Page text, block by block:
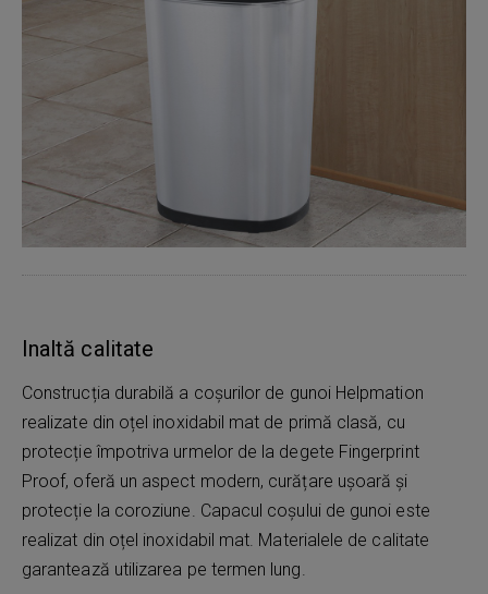
Inaltă calitate
Construcția durabilă a coșurilor de gunoi Helpmation
realizate din oțel inoxidabil mat de primă clasă, cu
protecție împotriva urmelor de la degete Fingerprint
Proof, oferă un aspect modern, curățare ușoară și
protecție la coroziune. Capacul coșului de gunoi este
realizat din oțel inoxidabil mat. Materialele de calitate
garantează utilizarea pe termen lung.